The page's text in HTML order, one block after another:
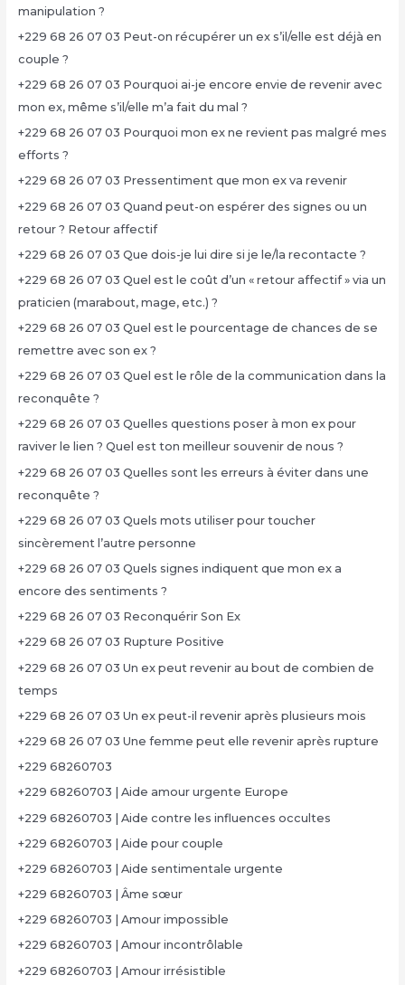
manipulation ?
+229 68 26 07 03 Peut-on récupérer un ex s’il/elle est déjà en
couple ?
+229 68 26 07 03 Pourquoi ai-je encore envie de revenir avec
mon ex, même s’il/elle m’a fait du mal ?
+229 68 26 07 03 Pourquoi mon ex ne revient pas malgré mes
efforts ?
+229 68 26 07 03 Pressentiment que mon ex va revenir
+229 68 26 07 03 Quand peut-on espérer des signes ou un
retour ? Retour affectif
+229 68 26 07 03 Que dois-je lui dire si je le/la recontacte ?
+229 68 26 07 03 Quel est le coût d’un « retour affectif » via un
praticien (marabout, mage, etc.) ?
+229 68 26 07 03 Quel est le pourcentage de chances de se
remettre avec son ex ?
+229 68 26 07 03 Quel est le rôle de la communication dans la
reconquête ?
+229 68 26 07 03 Quelles questions poser à mon ex pour
raviver le lien ? Quel est ton meilleur souvenir de nous ?
+229 68 26 07 03 Quelles sont les erreurs à éviter dans une
reconquête ?
+229 68 26 07 03 Quels mots utiliser pour toucher
sincèrement l’autre personne
+229 68 26 07 03 Quels signes indiquent que mon ex a
encore des sentiments ?
+229 68 26 07 03 Reconquérir Son Ex
+229 68 26 07 03 Rupture Positive
+229 68 26 07 03 Un ex peut revenir au bout de combien de
temps
+229 68 26 07 03 Un ex peut-il revenir après plusieurs mois
+229 68 26 07 03 Une femme peut elle revenir après rupture
+229 68260703
+229 68260703 | Aide amour urgente Europe
+229 68260703 | Aide contre les influences occultes
+229 68260703 | Aide pour couple
+229 68260703 | Aide sentimentale urgente
+229 68260703 | Âme sœur
+229 68260703 | Amour impossible
+229 68260703 | Amour incontrôlable
+229 68260703 | Amour irrésistible